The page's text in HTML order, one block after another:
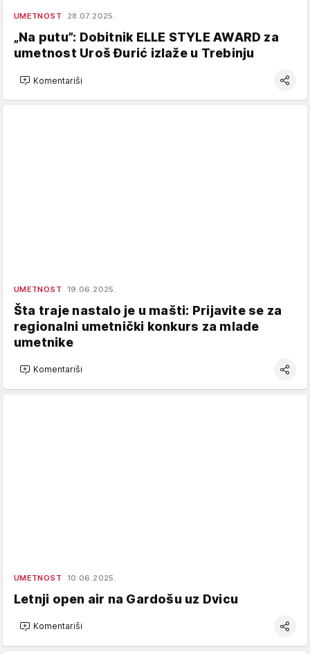
UMETNOST 28.07.2025.
„Na putu”: Dobitnik ELLE STYLE AWARD za
umetnost Uroš Đurić izlaže u Trebinju
Komentariši
UMETNOST 19.06.2025.
Šta traje nastalo je u mašti: Prijavite se za
regionalni umetnički konkurs za mlade
umetnike
Komentariši
UMETNOST 10.06.2025.
Letnji open air na Gardošu uz Dvicu
Komentariši